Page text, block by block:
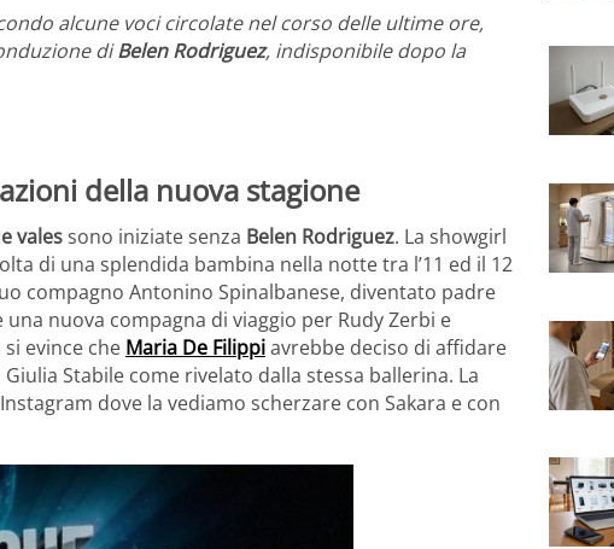
alcune voci circolate nel corso delle ultime ore,
diBelen Rodriguez, indisponibile dopo la
della nuova stagione
valessono iniziate senza Belen Rodriguez. La showgirl
di una splendida bambina nella notte tra l’11 ed il 12
compagno Antonino Spinalbanese, diventato padre
nuova compagna di viaggio per Rudy Zerbi e
evince che Maria De Filippiavrebbe deciso di affidare
Stabile come rivelato dalla stessa ballerina. La
dove la vediamo scherzare con Sakara e con